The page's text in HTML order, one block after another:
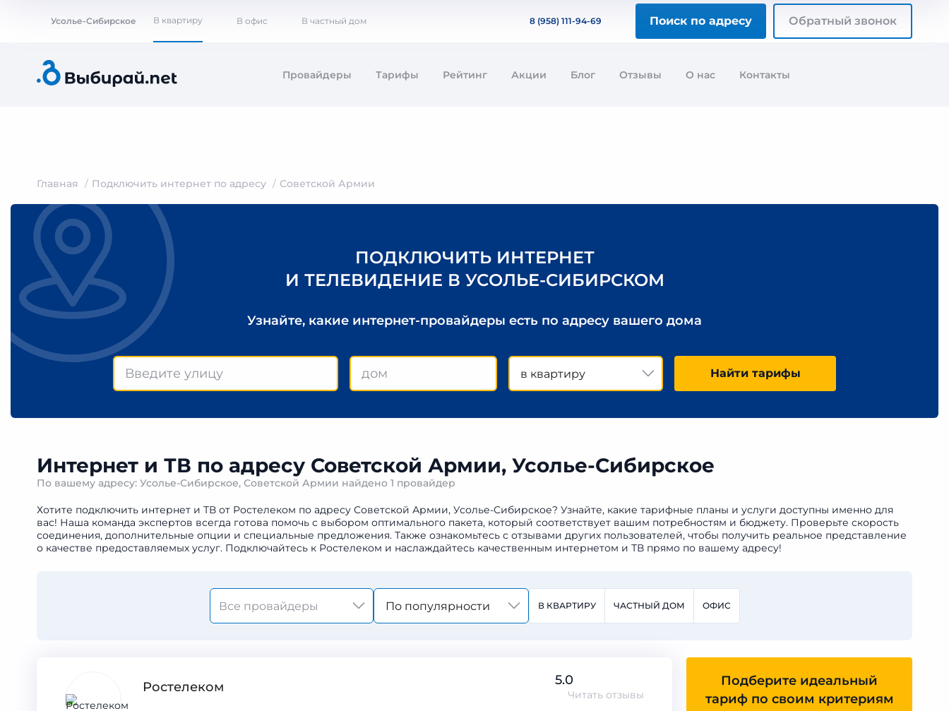
Усолье-Сибирское В квартиру В офис В частный дом 8 (958) 111-94-69 Поиск по адресу Обратный звонок
Провайдеры Тарифы Рейтинг Акции Блог Отзывы О нас Контакты
Главная Подключить интернет по адресу Советской Армии
ПОДКЛЮЧИТЬ ИНТЕРНЕТ
И ТЕЛЕВИДЕНИЕ В УСОЛЬЕ-СИБИРСКОМ
Узнайте, какие интернет-провайдеры есть по адресу вашего дома
в квартиру Найти тарифы
Интернет и ТВ по адресу Советской Армии, Усолье-Сибирское
По вашему адресу: Усолье-Сибирское, Советской Армии найдено 1 провайдер
Хотите подключить интернет и ТВ от Ростелеком по адресу Советской Армии, Усолье-Сибирское? Узнайте, какие тарифные планы и услуги доступны именно для
вас! Наша команда экспертов всегда готова помочь с выбором оптимального пакета, который соответствует вашим потребностям и бюджету. Проверьте скорость
соединения, дополнительные опции и специальные предложения. Также ознакомьтесь с отзывами других пользователей, чтобы получить реальное представление
о качестве предоставляемых услуг. Подключайтесь к Ростелеком и наслаждайтесь качественным интернетом и ТВ прямо по вашему адресу!
По популярности В КВАРТИРУ ЧАСТНЫЙ ДОМ ОФИС
Ростелеком 5.0
Читать отзывы
Подберите идеальный
тариф по своим критериям